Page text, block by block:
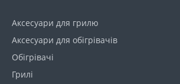
Аксесуари для грилю
Аксесуари для обігрівачів
Обігрівачі
Грилі